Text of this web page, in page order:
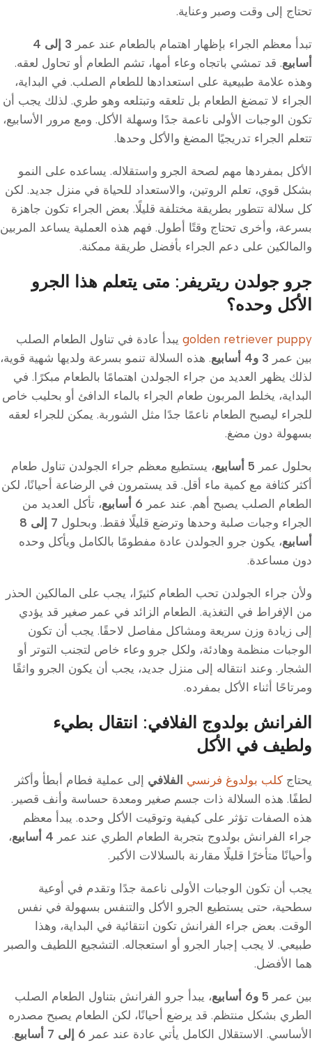
تحتاج إلى وقت وصبر وعناية.
تبدأ معظم الجراء بإظهار اهتمام بالطعام عند عمر
3 إلى 4
أسابيع. قد تمشي باتجاه وعاء أمها، تشم الطعام أو تحاول لعقه.
وهذه علامة طبيعية على استعدادها للطعام الصلب. في البداية،
الجراء لا تمضغ الطعام بل تلعقه وتبتلعه وهو طري. لذلك يجب أن
تكون الوجبات الأولى ناعمة جدًا وسهلة الأكل. ومع مرور الأسابيع،
تتعلم الجراء تدريجيًا المضغ والأكل وحدها.
الأكل بمفردها مهم لصحة الجرو واستقلاله. يساعده على النمو
بشكل قوي، تعلم الروتين، والاستعداد للحياة في منزل جديد. لكن
كل سلالة تتطور بطريقة مختلفة قليلًا. بعض الجراء تكون جاهزة
بسرعة، وأخرى تحتاج وقتًا أطول. فهم هذه العملية يساعد المربين
والمالكين على دعم الجراء بأفضل طريقة ممكنة.
جرو جولدن ريتريفر: متى يتعلم هذا الجرو
الأكل وحده؟
golden retriever puppy يبدأ عادة في تناول الطعام الصلب
بين عمر 3 و4 أسابيع
. هذه السلالة تنمو بسرعة ولديها شهية قوية،
لذلك يظهر العديد من جراء الجولدن اهتمامًا بالطعام مبكرًا. في
البداية، يخلط المربون طعام الجراء بالماء الدافئ أو بحليب خاص
للجراء ليصبح الطعام ناعمًا جدًا مثل الشوربة. يمكن للجراء لعقه
بسهولة دون مضغ.
بحلول عمر 5 أسابيع
، يستطيع معظم جراء الجولدن تناول طعام
أكثر كثافة مع كمية ماء أقل. قد يستمرون في الرضاعة أحيانًا، لكن
الطعام الصلب يصبح أهم. عند عمر 6 أسابيع
، تأكل العديد من
الجراء وجبات صلبة وحدها وترضع قليلًا فقط. وبحلول
7 إلى 8
أسابيع، يكون جرو الجولدن عادة مفطومًا بالكامل ويأكل وحده
دون مساعدة.
ولأن جراء الجولدن تحب الطعام كثيرًا، يجب على المالكين الحذر
من الإفراط في التغذية. الطعام الزائد في عمر صغير قد يؤدي
إلى زيادة وزن سريعة ومشاكل مفاصل لاحقًا. يجب أن تكون
الوجبات منظمة وهادئة، ولكل جرو وعاء خاص لتجنب التوتر أو
الشجار. وعند انتقاله إلى منزل جديد، يجب أن يكون الجرو واثقًا
ومرتاحًا أثناء الأكل بمفرده.
الفرانش بولدوج الفلافي: انتقال بطيء
ولطيف في الأكل
يحتاج كلب بولدوغ فرنسي الفلافي إلى عملية فطام أبطأ وأكثر
لطفًا. هذه السلالة ذات جسم صغير ومعدة حساسة وأنف قصير.
هذه الصفات تؤثر على كيفية وتوقيت الأكل وحده. يبدأ معظم
جراء الفرانش بولدوج بتجربة الطعام الطري عند عمر 4 أسابيع
،
وأحيانًا متأخرًا قليلًا مقارنة بالسلالات الأكبر.
يجب أن تكون الوجبات الأولى ناعمة جدًا وتقدم في أوعية
سطحية، حتى يستطيع الجرو الأكل والتنفس بسهولة في نفس
الوقت. بعض جراء الفرانش تكون انتقائية في البداية، وهذا
طبيعي. لا يجب إجبار الجرو أو استعجاله. التشجيع اللطيف والصبر
هما الأفضل.
بين عمر 5 و6 أسابيع
، يبدأ جرو الفرانش بتناول الطعام الصلب
الطري بشكل منتظم. قد يرضع أحيانًا، لكن الطعام يصبح مصدره
الأساسي. الاستقلال الكامل يأتي عادة عند عمر 6 إلى 7 أسابيع .